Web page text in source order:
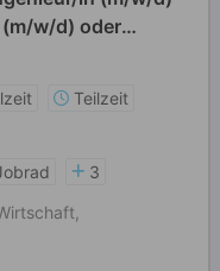
w/d) oder
in (m/w/d)
Teilzeit
3